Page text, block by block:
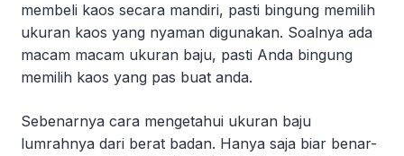
membeli kaos secara mandiri, pasti bingung memilih
ukuran kaos yang nyaman digunakan. Soalnya ada
macam macam ukuran baju, pasti Anda bingung
memilih kaos yang pas buat anda.
Sebenarnya cara mengetahui ukuran baju
lumrahnya dari berat badan. Hanya saja biar benar-